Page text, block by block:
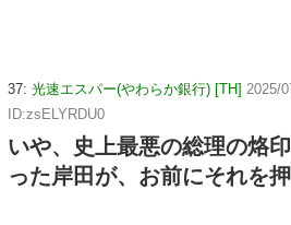
37: 光速エスパー(やわらか銀行) [TH] 2025/
ID:zsELYRDU0
いや、史上最悪の総理の烙
った岸田が、お前にそれを